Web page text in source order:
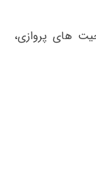
های پروازی،